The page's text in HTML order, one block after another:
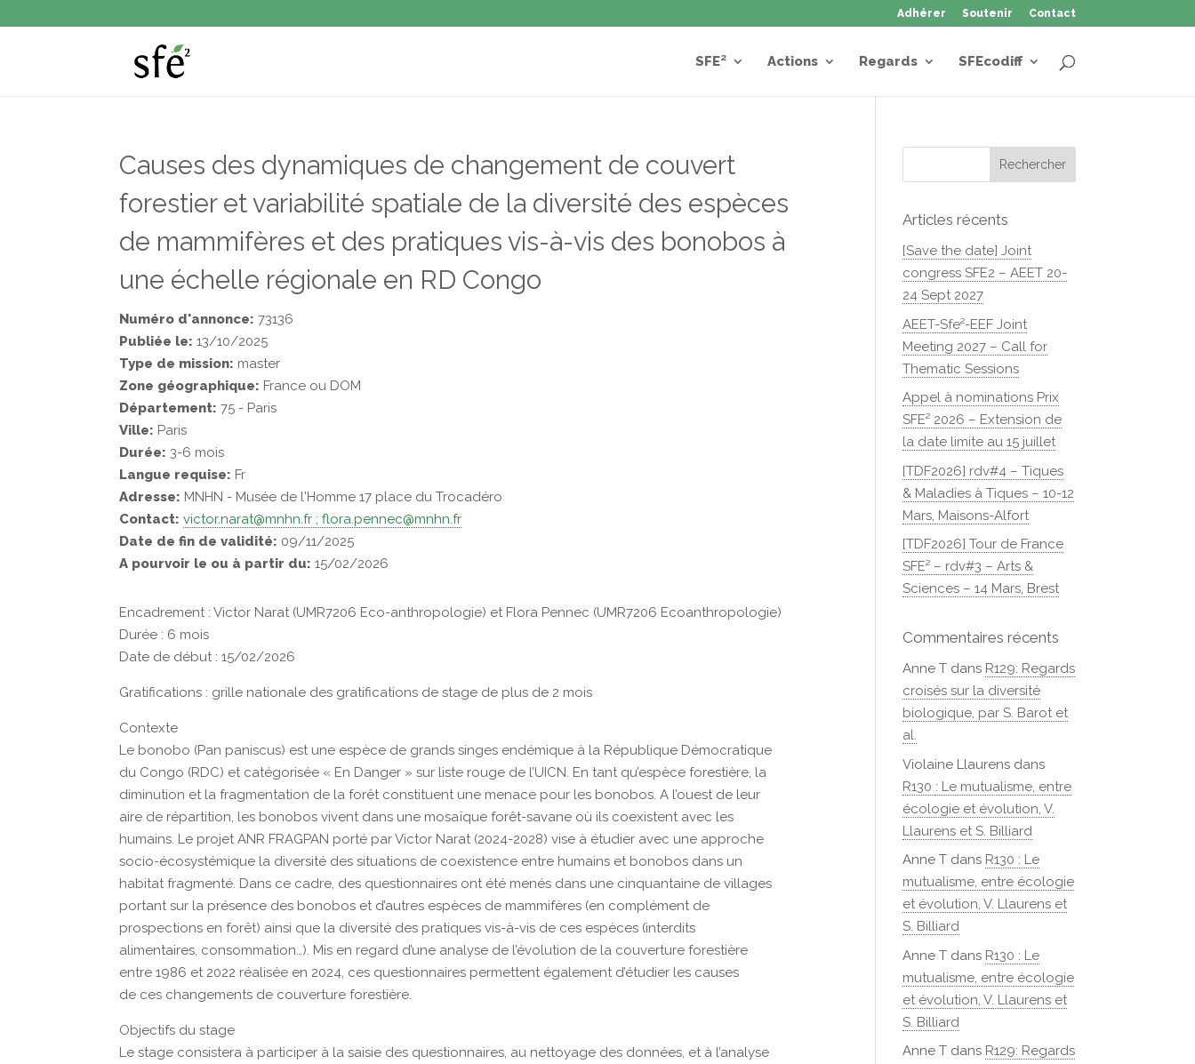
Adhérer Soutenir Contact
SFE² Actions Regards SFEcodiff
Causes des dynamiques de changement de couvert
forestier et variabilité spatiale de la diversité des espèces
de mammifères et des pratiques vis-à-vis des bonobos à
une échelle régionale en RD Congo
Numéro d'annonce: 73136
Publiée le: 13/10/2025
Type de mission: master
Zone géographique: France ou DOM
Département: 75 - Paris
Ville: Paris
Durée: 3-6 mois
Langue requise: Fr
Adresse: MNHN - Musée de l'Homme 17 place du Trocadéro
Contact: victor.narat@mnhn.fr ; flora.pennec@mnhn.fr
Date de fin de validité: 09/11/2025
A pourvoir le ou à partir du: 15/02/2026
Encadrement : Victor Narat (UMR7206 Eco-anthropologie) et Flora Pennec (UMR7206 Ecoanthropologie)
Durée : 6 mois
Date de début : 15/02/2026
Gratifications : grille nationale des gratifications de stage de plus de 2 mois
Contexte
Le bonobo (Pan paniscus) est une espèce de grands singes endémique à la République Démocratique
du Congo (RDC) et catégorisée « En Danger » sur liste rouge de l’UICN. En tant qu’espèce forestière, la
diminution et la fragmentation de la forêt constituent une menace pour les bonobos. A l’ouest de leur
aire de répartition, les bonobos vivent dans une mosaïque forêt-savane où ils coexistent avec les
humains. Le projet ANR FRAGPAN porté par Victor Narat (2024-2028) vise à étudier avec une approche
socio-écosystémique la diversité des situations de coexistence entre humains et bonobos dans un
habitat fragmenté. Dans ce cadre, des questionnaires ont été menés dans une cinquantaine de villages
portant sur la présence des bonobos et d’autres espèces de mammifères (en complément de
prospections en forêt) ainsi que la diversité des pratiques vis-à-vis de ces espèces (interdits
alimentaires, consommation…). Mis en regard d’une analyse de l’évolution de la couverture forestière
entre 1986 et 2022 réalisée en 2024, ces questionnaires permettent également d’étudier les causes
de ces changements de couverture forestière.
Objectifs du stage
Le stage consistera à participer à la saisie des questionnaires, au nettoyage des données, et à l’analyse
Articles récents
[Save the date] Joint
congress SFE2 – AEET 20-
24 Sept 2027
AEET-Sfe²-EEF Joint
Meeting 2027 – Call for
Thematic Sessions
Appel à nominations Prix
SFE² 2026 – Extension de
la date limite au 15 juillet
[TDF2026] rdv#4 – Tiques
& Maladies à Tiques – 10-12
Mars, Maisons-Alfort
[TDF2026] Tour de France
SFE² – rdv#3 – Arts &
Sciences – 14 Mars, Brest
Commentaires récents
Anne T dans R129: Regards
croisés sur la diversité
biologique, par S. Barot et
al.
Violaine Llaurens dans
R130 : Le mutualisme, entre
écologie et évolution, V.
Llaurens et S. Billiard
Anne T dans R130 : Le
mutualisme, entre écologie
et évolution, V. Llaurens et
S. Billiard
Anne T dans R130 : Le
mutualisme, entre écologie
et évolution, V. Llaurens et
S. Billiard
Anne T dans R129: Regards